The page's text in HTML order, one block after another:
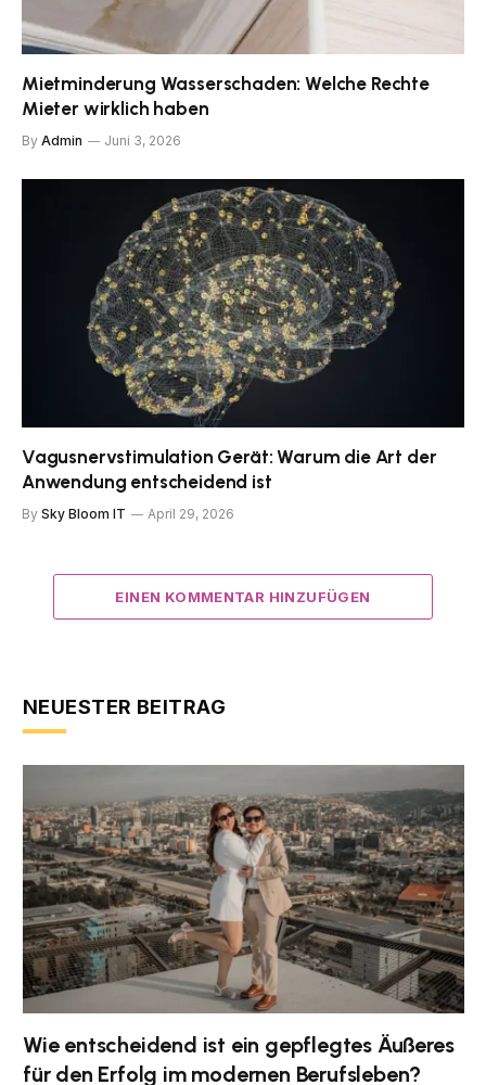
Mietminderung Wasserschaden: Welche Rechte
Mieter wirklich haben
By Admin Juni 3, 2026
Vagusnervstimulation Gerät: Warum die Art der
Anwendung entscheidend ist
By Sky Bloom IT April 29, 2026
EINEN KOMMENTAR HINZUFÜGEN
NEUESTER BEITRAG
Wie entscheidend ist ein gepflegtes Äußeres
für den Erfolg im modernen Berufsleben?